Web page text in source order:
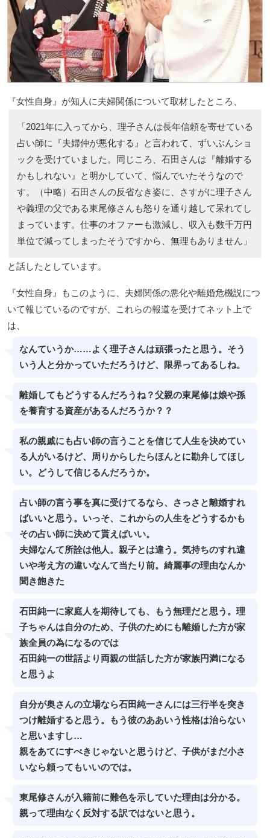
『女性自身』が知人に夫婦関係について取材したところ、
「2021年に入ってから、理子さんは長年信頼を寄せている
占い師に『夫婦仲が悪化する』と言われて、ずいぶんショ
ックを受けていました。同じころ、石田さんは『離婚する
かもしれない』と明かしていて、悩んでいたそうなので
す。（中略）石田さんの反省なき姿に、さすがに理子さん
や義理の父である東尾修さんも怒りを通り越して呆れてし
まっています。仕事のオファーも激減し、収入も数千万円
単位で減ってしまったそうですから、無理もありません」
と話したとしています。
『女性自身』もこのように、夫婦関係の悪化や離婚危機説につ
いて報じているのですが、これらの報道を受けてネット上で
は、
なんていうか……よく理子さんは頑張ったと思う。そう
いう人と分かっていただろうけど、限界ってあるしね。
離婚してもどうするんだろうね？父親の東尾修は娘や孫
を養育する資産があるんだろうか？？
私の親戚にも占い師の言うことを信じて人生を決めてい
る人がいるけど、周りからしたらほんとに勘弁してほし
い。どうして信じるんだろうか。
占い師の言う事を真に受けてるなら、さっさと離婚すれ
ばいいと思う。いっそ、これからの人生をどうするかも
その占い師に決めて貰えばいい。
夫婦なんて所詮は他人。親子とは違う。気持ちのすれ違
いや考え方の違いなんて当たり前。綺麗事の理由なんか
聞き飽きた
石田純一に家庭人を期待しても、もう無理だと思う。理
子ちゃんは自分のため、子供のためにも離婚した方が家
族全員の為になるのでは
石田純一の世話より両親の世話した方が家族円満になる
と思うよ
自分が奥さんの立場なら石田純一さんには三行半を突き
つけ離婚すると思う。もう彼のああいう性格は治らない
と思いますし…
親をあてにすべきじゃないと思うけど、子供がまだ小さ
いなら頼ってもいいのでは。
東尾修さんが入籍前に難色を示していた理由は分かる。
親って理由なく反対する訳ではないと思う。